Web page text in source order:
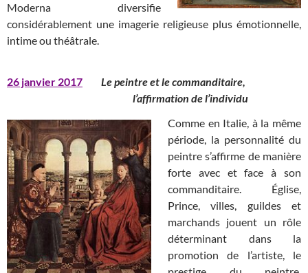
Moderna diversifie
considérablement une imagerie religieuse plus émotionnelle,
intime ou théâtrale.
26 janvier 2017
Le peintre et le commanditaire,
l’affirmation de l’individu
Comme en Italie, à la même
période, la personnalité du
peintre s’affirme de manière
forte avec et face à son
commanditaire. Église,
Prince, villes, guildes et
marchands jouent un rôle
déterminant dans la
promotion de l’artiste, le